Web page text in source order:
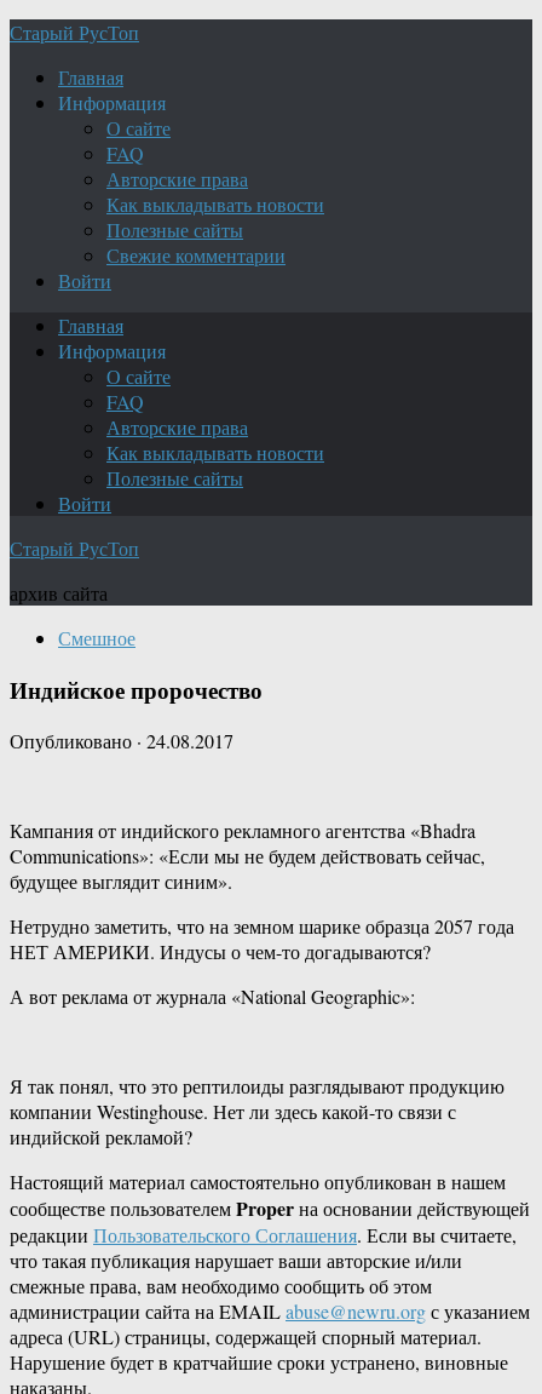
Старый РусТоп
Главная
Информация
О сайте
FAQ
Авторские права
Как выкладывать новости
Полезные сайты
Свежие комментарии
Войти
Главная
Информация
О сайте
FAQ
Авторские права
Как выкладывать новости
Полезные сайты
Войти
Старый РусТоп
архив сайта
Смешное
Индийское пророчество
Опубликовано · 24.08.2017
Кампания от индийского рекламного агентства «Bhadra
Communications»: «Если мы не будем действовать сейчас,
будущее выглядит синим».
Нетрудно заметить, что на земном шарике образца 2057 года
НЕТ АМЕРИКИ. Индусы о чем-то догадываются?
А вот реклама от журнала «National Geographic»:
Я так понял, что это рептилоиды разглядывают продукцию
компании Westinghouse. Нет ли здесь какой-то связи с
индийской рекламой?
Настоящий материал самостоятельно опубликован в нашем
сообществе пользователемProperна основании действующей
редакции Пользовательского Соглашения. Если вы считаете,
что такая публикация нарушает ваши авторские и/или
смежные права, вам необходимо сообщить об этом
администрации сайта на EMAILabuse@newru.orgс указанием
адреса (URL) страницы, содержащей спорный материал.
Нарушение будет в кратчайшие сроки устранено, виновные
наказаны.